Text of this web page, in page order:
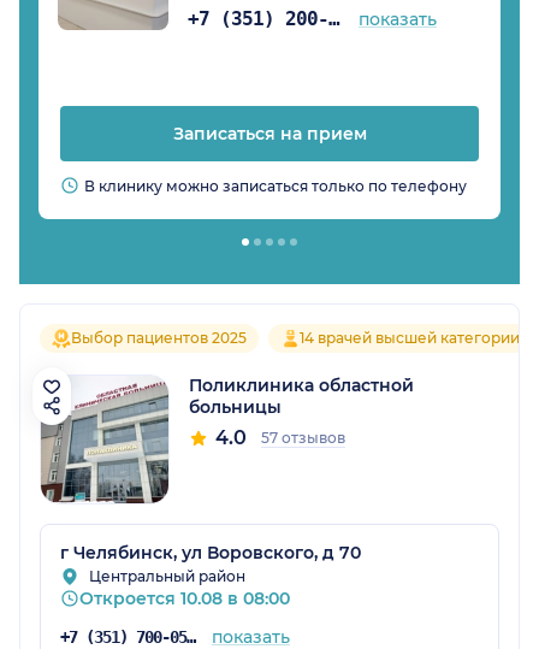
+7 (351) 200-51-97 показать
Записаться на прием
В клинику можно записаться только по телефону
Выбор пациентов 2025 14 врачей высшей категории
Поликлиника областной
больницы
4.0 57 отзывов
г Челябинск, ул Воровского, д 70
Центральный район
Откроется 10.08 в 08:00
+7 (351) 700-05-20 показать